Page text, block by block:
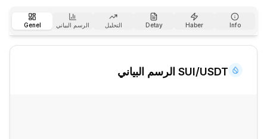
Genel الرسم البياني التحليل Detay Haber Info
SUI/USDT الرسم البياني